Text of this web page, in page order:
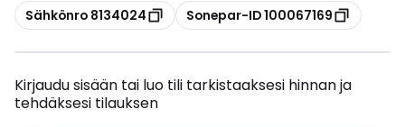
Kopioi
Sähkönro 8134024 Kopioi
Sonepar-ID 100067169
Kirjaudu sisään tai luo tili tarkistaaksesi hinnan ja
tehdäksesi tilauksen